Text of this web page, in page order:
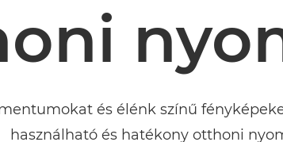
és élénk színű
használható és hatékony otthoni